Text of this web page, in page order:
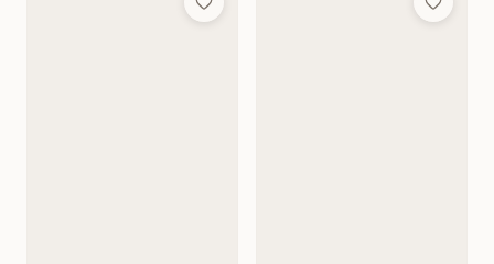
Add to Wish List Add to